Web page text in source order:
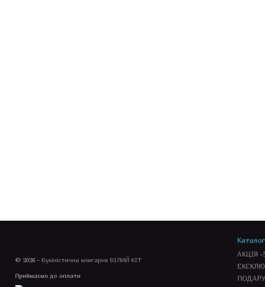
© 2026 - Букіністична книгарня БІЛИЙ КІТ
Приймаємо до оплати
Каталог
АКЦІЯ -